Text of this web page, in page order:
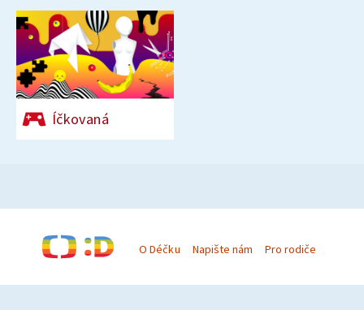
Íčkovaná
O Déčku Napište nám Pro rodiče